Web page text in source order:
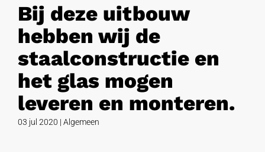
Bij deze uitbouw
hebben wij de
staalconstructie en
het glas mogen
leveren en monteren.
03 jul 2020 | Algemeen